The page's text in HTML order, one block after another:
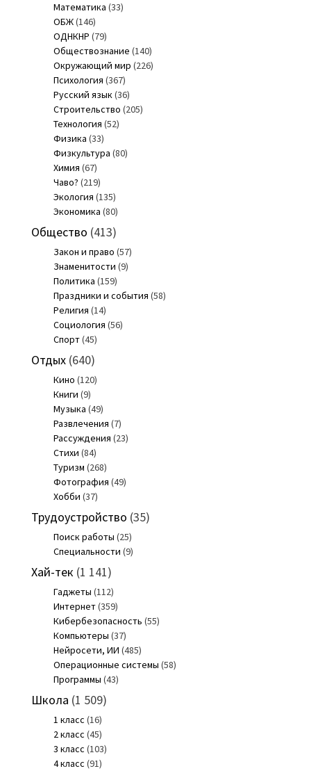
Математика (33)
ОБЖ(146)
ОДНКНР (79)
Обществознание (140)
Окружающий мир (226)
Психология (367)
Русский язык(36)
Строительство (205)
Технология (52)
Физика (33)
Физкультура (80)
Химия (67)
Чаво? (219)
Экология (135)
Экономика (80)
Общество (413)
Закон и право (57)
Знаменитости (9)
Политика (159)
Праздники и события (58)
Религия (14)
Социология (56)
Спорт(45)
Отдых(640)
Кино (120)
Книги (9)
Музыка (49)
Развлечения (7)
Рассуждения (23)
Стихи (84)
Туризм (268)
Фотография (49)
Хобби (37)
Трудоустройство (35)
Поиск работы (25)
Специальности (9)
Хай-тек (1 141)
Гаджеты (112)
Интернет(359)
Кибербезопасность (55)
Компьютеры (37)
Нейросети, ИИ (485)
Операционные системы (58)
Программы (43)
Школа (1 509)
1 класс (16)
2 класс (45)
3 класс (103)
4 класс (91)